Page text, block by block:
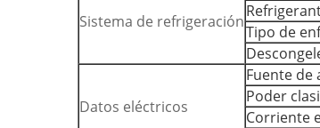
Sistema de refrigeración
Tipo de
Datos eléctricos
Fuente de
Poder
Corriente